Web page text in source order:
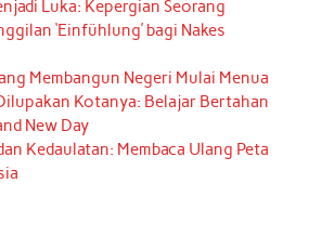
Luka: Kepergian Seorang
‘Einfühlung’ bagi Nakes
Membangun Negeri Mulai Menua
Kotanya: Belajar Bertahan
New Day
Kedaulatan: Membaca Ulang Peta